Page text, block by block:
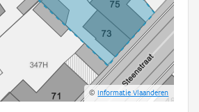
©Informatie Vlaanderen